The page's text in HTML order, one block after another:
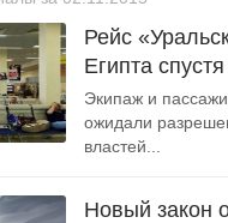
Рейс
Египта
Экипаж и
ожидали
властей...
Новый закон